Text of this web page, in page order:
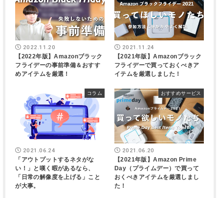
2022.11.20
【2022年版】Amazonブラック
フライデーの事前準備＆おすす
めアイテムを厳選！
2021.11.24
【2021年版】Amazonブラック
フライデーで買っておくべきア
イテムを厳選しました！
コラム
2021.06.24
「アウトプットするネタがな
い！」と嘆く暇があるなら、
「日常の解像度を上げる」こと
が大事。
おすすめサービス
2021.06.20
【2021年版】Amazon Prime
Day（プライムデー）で買って
おくべきアイテムを厳選しまし
た！